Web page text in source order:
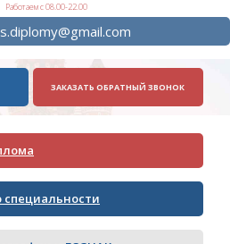
Работаем с 08.00-22.00
ЗАКАЗАТЬ ОБРАТНЫЙ ЗВОНОК
специальности